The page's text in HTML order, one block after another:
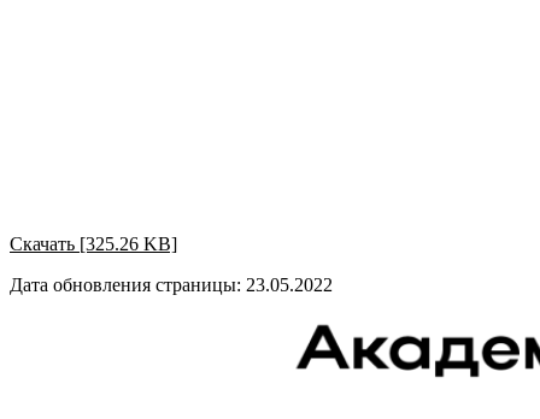
Скачать [325.26 KB]
Дата обновления страницы: 23.05.2022